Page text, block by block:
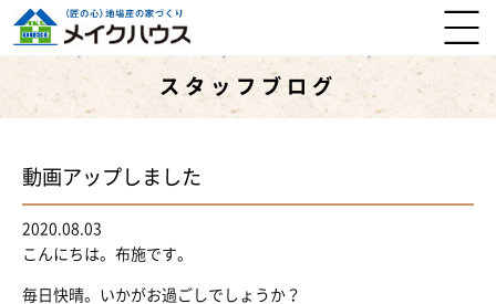
スタッフブログ
動画アップしました
2020.08.03
こんにちは。布施です。
毎日快晴。いかがお過ごしでしょうか？